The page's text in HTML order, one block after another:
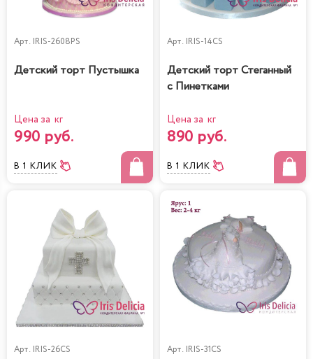
Арт. IRIS-2608PS
Детский торт Пустышка
Цена за кг
990 руб.
В 1 КЛИК
Арт. IRIS-14CS
Детский торт Стеганный
с Пинетками
Цена за кг
890 руб.
В 1 КЛИК
Арт. IRIS-26CS Арт. IRIS-31CS